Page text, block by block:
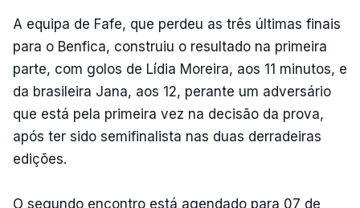
A equipa de Fafe, que perdeu as três últimas finais
para o Benfica, construiu o resultado na primeira
parte, com golos de Lídia Moreira, aos 11 minutos, e
da brasileira Jana, aos 12, perante um adversário
que está pela primeira vez na decisão da prova,
após ter sido semifinalista nas duas derradeiras
edições.
O segundo encontro está agendado para 07 de